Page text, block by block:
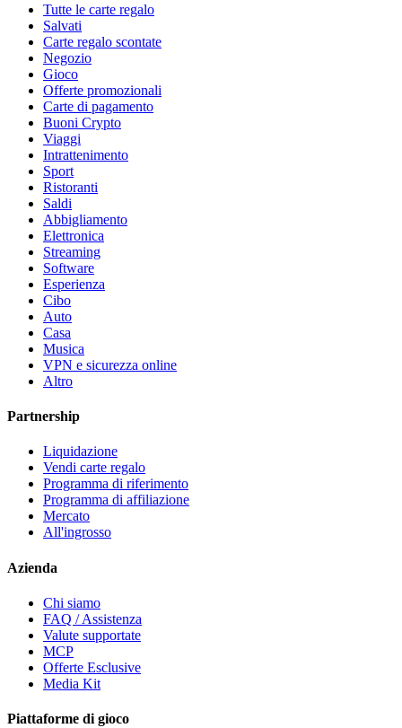
Tutte le carte regalo
Salvati
Carte regalo scontate
Negozio
Gioco
Offerte promozionali
Carte di pagamento
Buoni Crypto
Viaggi
Intrattenimento
Sport
Ristoranti
Saldi
Abbigliamento
Elettronica
Streaming
Software
Esperienza
Cibo
Auto
Casa
Musica
VPN e sicurezza online
Altro
Partnership
Liquidazione
Vendi carte regalo
Programma di riferimento
Programma di affiliazione
Mercato
All'ingrosso
Azienda
Chi siamo
FAQ / Assistenza
Valute supportate
MCP
Offerte Esclusive
Media Kit
Piattaforme di gioco